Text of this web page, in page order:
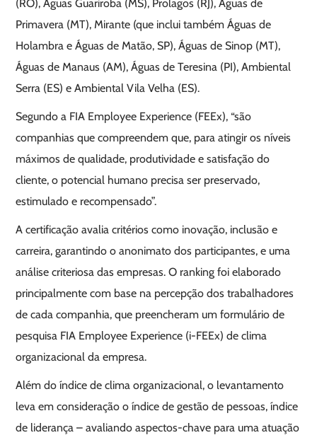
(RO), Águas Guariroba (MS), Prolagos (RJ), Águas de
Primavera (MT), Mirante (que inclui também Águas de
Holambra e Águas de Matão, SP), Águas de Sinop (MT),
Águas de Manaus (AM), Águas de Teresina (PI), Ambiental
Serra (ES) e Ambiental Vila Velha (ES).
Segundo a FIA Employee Experience (FEEx), “são
companhias que compreendem que, para atingir os níveis
máximos de qualidade, produtividade e satisfação do
cliente, o potencial humano precisa ser preservado,
estimulado e recompensado”.
A certificação avalia critérios como inovação, inclusão e
carreira, garantindo o anonimato dos participantes, e uma
análise criteriosa das empresas. O ranking foi elaborado
principalmente com base na percepção dos trabalhadores
de cada companhia, que preencheram um formulário de
pesquisa FIA Employee Experience (i-FEEx) de clima
organizacional da empresa.
Além do índice de clima organizacional, o levantamento
leva em consideração o índice de gestão de pessoas, índice
de liderança – avaliando aspectos-chave para uma atuação